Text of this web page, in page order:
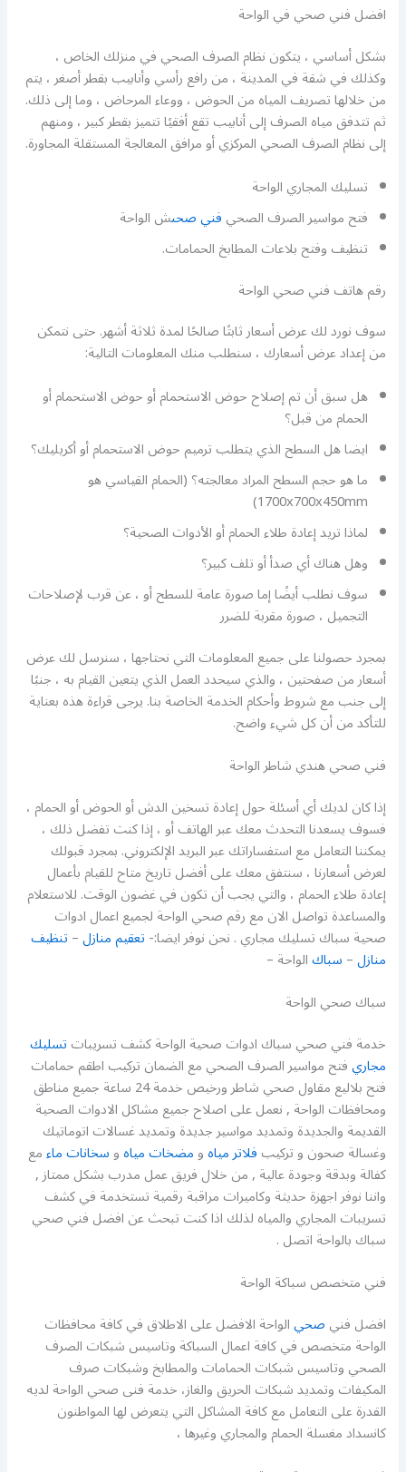
افضل فني صحي في الواحة
بشكل أساسي ، يتكون نظام الصرف الصحي في منزلك الخاص ،
وكذلك في شقة في المدينة ، من رافع رأسي وأنابيب بقطر أصغر ، يتم
من خلالها تصريف المياه من الحوض ، ووعاء المرحاض ، وما إلى ذلك.
ثم تتدفق مياه الصرف إلى أنابيب تقع أفقيًا تتميز بقطر كبير ، ومنهم
إلى نظام الصرف الصحي المركزي أو مرافق المعالجة المستقلة المجاورة.
تسليك المجاري الواحة
فتح مواسير الصرف الصحيفني صحىش الواحة
تنظيف وفتح بلاعات المطابخ الحمامات.
رقم هاتف فني صحي الواحة
سوف نورد لك عرض أسعار ثابتًا صالحًا لمدة ثلاثة أشهر. حتى نتمكن
من إعداد عرض أسعارك ، سنطلب منك المعلومات التالية:
هل سبق أن تم إصلاح حوض الاستحمام أو حوض الاستحمام أو
الحمام من قبل؟
ايضا هل السطح الذي يتطلب ترميم حوض الاستحمام أو أكريليك؟
ما هو حجم السطح المراد معالجته؟ (الحمام القياسي هو
1700x700x450mm)
لماذا تريد إعادة طلاء الحمام أو الأدوات الصحية؟
وهل هناك أي صدأ أو تلف كبير؟
سوف نطلب أيضًا إما صورة عامة للسطح أو ، عن قرب لإصلاحات
التجميل ، صورة مقربة للضرر
بمجرد حصولنا على جميع المعلومات التي نحتاجها ، سنرسل لك عرض
أسعار من صفحتين ، والذي سيحدد العمل الذي يتعين القيام به ، جنبًا
إلى جنب مع شروط وأحكام الخدمة الخاصة بنا. يرجى قراءة هذه بعناية
للتأكد من أن كل شيء واضح.
فني صحي هندي شاطر الواحة
إذا كان لديك أي أسئلة حول إعادة تسخين الدش أو الحوض أو الحمام ،
فسوف يسعدنا التحدث معك عبر الهاتف أو ، إذا كنت تفضل ذلك ،
يمكننا التعامل مع استفساراتك عبر البريد الإلكتروني. بمجرد قبولك
لعرض أسعارنا ، سنتفق معك على أفضل تاريخ متاح للقيام بأعمال
إعادة طلاء الحمام ، والتي يجب أن تكون في غضون الوقت. للاستعلام
والمساعدة تواصل الان مع رقم صحي الواحة لجميع اعمال ادوات
صحية سباك تسليك مجاري . نحن نوفر ايضا:-تعقيم منازل–تنظيف
منازل–سباكالواحة –
سباك صحي الواحة
خدمة فني صحي سباك ادوات صحية الواحة كشف تسريباتتسليك
مجاريفتح مواسير الصرف الصحي مع الضمان تركيب اطقم حمامات
فتح بلاليع مقاول صحي شاطر ورخيص خدمة 24 ساعة جميع مناطق
ومحافظات الواحة , نعمل على اصلاح جميع مشاكل الادوات الصحية
القديمة والجديدة وتمديد مواسير جديدة وتمديد غسالات اتوماتيك
وغسالة صحون و تركيبفلاتر مياهومضخات مياهوسخانات ماءمع
كفالة وبدقة وجودة عالية , من خلال فريق عمل مدرب بشكل ممتاز ,
واننا نوفر اجهزة حديثة وكاميرات مراقبة رقمية تستخدمة في كشف
تسريبات المجاري والمياه لذلك اذا كنت تبحث عن افضل فني صحي
سباك بالواحة اتصل .
فني متخصص سباكة الواحة
افضل فنيصحيالواحة الافضل على الاطلاق في كافة محافظات
الواحة متخصص في كافة اعمال السباكة وتاسيس شبكات الصرف
الصحي وتاسيس شبكات الحمامات والمطابخ وشبكات صرف
المكيفات وتمديد شبكات الحريق والغاز، خدمة فنى صحي الواحة لديه
القدرة على التعامل مع كافة المشاكل التي يتعرض لها المواطنون
كانسداد مغسلة الحمام والمجاري وغيرها ،